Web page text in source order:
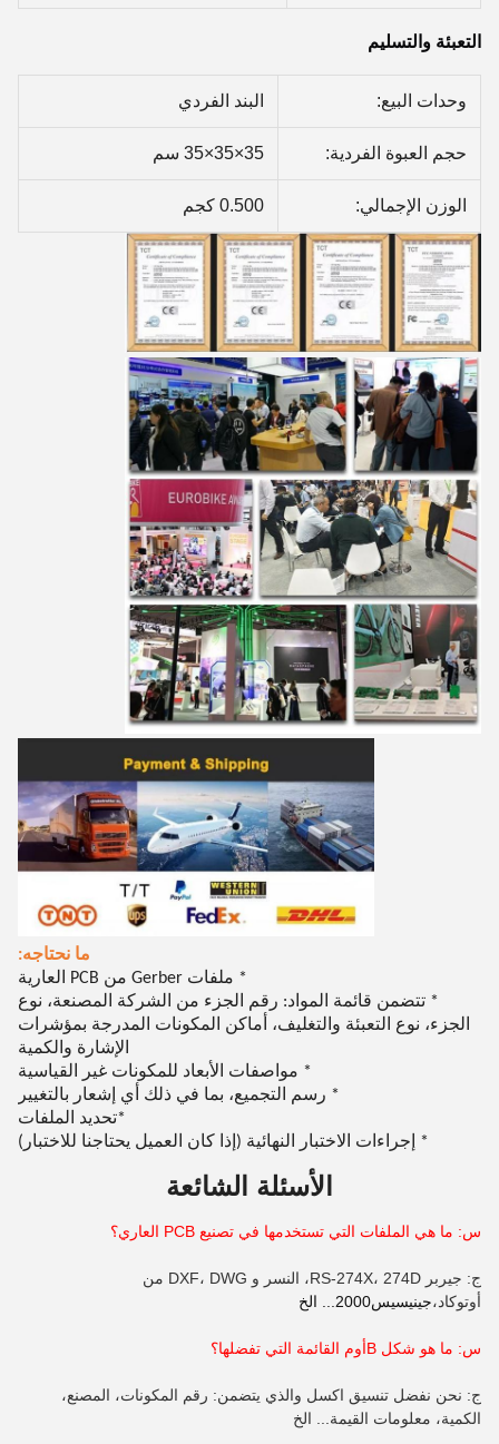
التعبئة والتسليم
وحدات البيع: البند الفردي
حجم العبوة الفردية: 35×35×35 سم
الوزن الإجمالي: 0.500 كجم
ما نحتاجه:
* ملفات Gerber من PCB العارية
* تتضمن قائمة المواد: رقم الجزء من الشركة المصنعة، نوع
الجزء، نوع التعبئة والتغليف، أماكن المكونات المدرجة بمؤشرات
الإشارة والكمية
* مواصفات الأبعاد للمكونات غير القياسية
* رسم التجميع، بما في ذلك أي إشعار بالتغيير
*تحديد الملفات
* إجراءات الاختبار النهائية (إذا كان العميل يحتاجنا للاختبار)
الأسئلة الشائعة
س: ما هي الملفات التي تستخدمها في تصنيع PCB العاري؟
ج: جيربر RS-274X، 274D، النسر و DXF، DWG من
أوتوكاد،جينيسيس2000... الخ
س: ما هو شكل B أوم القائمة التي تفضلها؟
ج: نحن نفضل تنسيق اكسل والذي يتضمن: رقم المكونات، المصنع،
الكمية، معلومات القيمة... الخ